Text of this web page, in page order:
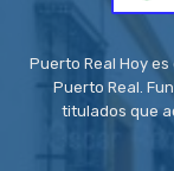
Puerto Real Hoy
Puerto Real.
titulados que